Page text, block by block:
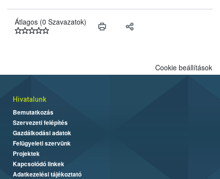
biztonságos grillezés legfontosabb tudnivalóit.
Átlagos (0 Szavazatok)
Cookie beállítások
Hivatalunk
Bemutatkozás
Szervezeti felépítés
Gazdálkodási adatok
Felügyeleti szervünk
Projektek
Kapcsolódó linkek
Adatkezelési tájékoztató